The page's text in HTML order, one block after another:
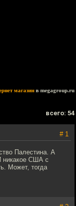
магазин в megagroup.ru
всего: 54
# 1
Палестина. А
никакое США с
Может, тогда